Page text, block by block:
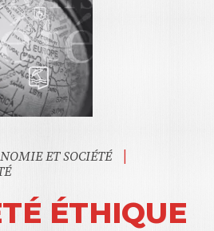
ET SOCIÉTÉ |
ÉTHIQUE